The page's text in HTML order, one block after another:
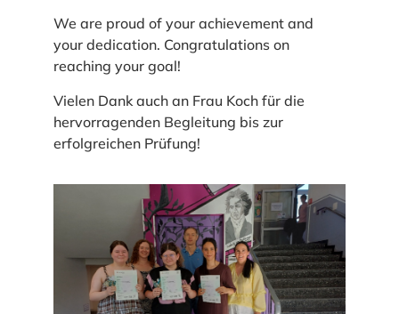
We are proud of your achievement and
your dedication. Congratulations on
reaching your goal!
Vielen Dank auch an Frau Koch für die
hervorragenden Begleitung bis zur
erfolgreichen Prüfung!